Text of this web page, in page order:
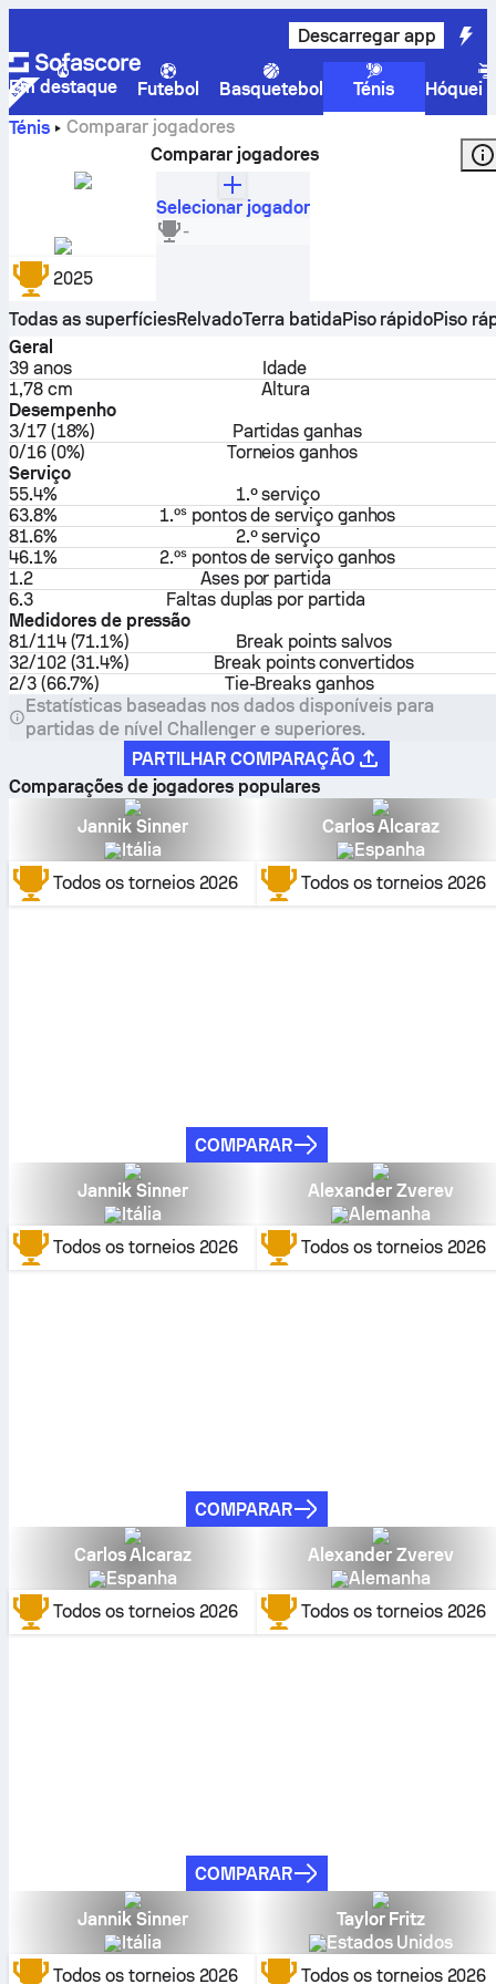
Descarregar app
Em destaque Futebol Basquetebol Ténis
Hóquei
Ténis
Comparar jogadores
Comparar jogadores
Itália
2025
Selecionar jogador
-
Todas as superfíciesRelvadoTerra batidaPiso rápidoPiso
Geral
39 anos
Idade
1,78 cm
Altura
Desempenho
3/17 (18%)
Partidas ganhas
0/16 (0%)
Torneios ganhos
Serviço
55.4%
1.º serviço
63.8%
1.⁠ᵒˢ pontos de serviço ganhos
81.6%
2.º serviço
46.1%
2.⁠ᵒˢ pontos de serviço ganhos
1.2
Ases por partida
6.3
Faltas duplas por partida
Medidores de pressão
81/114 (71.1%)
Break points salvos
32/102 (31.4%)
Break points convertidos
2/3 (66.7%)
Tie-Breaks ganhos
Estatísticas baseadas nos dados disponíveis para
partidas de nível Challenger e superiores.
PARTILHAR COMPARAÇÃO
Comparações de jogadores populares
Jannik Sinner
Itália
Todos os torneios 2026
Carlos Alcaraz
Espanha
Todos os torneios 2026
COMPARAR
Jannik Sinner
Itália
Todos os torneios 2026
Alexander Zverev
Alemanha
Todos os torneios 2026
COMPARAR
Carlos Alcaraz
Espanha
Todos os torneios 2026
Alexander Zverev
Alemanha
Todos os torneios 2026
COMPARAR
Jannik Sinner
Itália
Todos os torneios 2026
Taylor Fritz
Estados Unidos
Todos os torneios 2026